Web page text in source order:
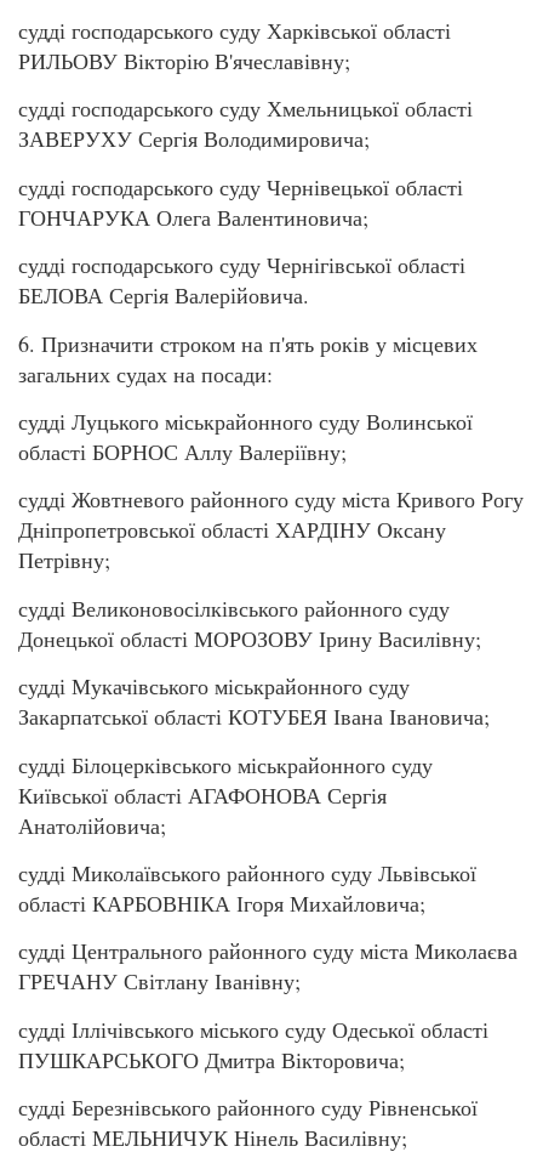
судді господарського суду Харківської області
РИЛЬОВУ Вікторію В'ячеславівну;
судді господарського суду Хмельницької області
ЗАВЕРУХУ Сергія Володимировича;
судді господарського суду Чернівецької області
ГОНЧАРУКА Олега Валентиновича;
судді господарського суду Чернігівської області
БЕЛОВА Сергія Валерійовича.
6. Призначити строком на п'ять років у місцевих
загальних судах на посади:
судді Луцького міськрайонного суду Волинської
області БОРНОС Аллу Валеріївну;
судді Жовтневого районного суду міста Кривого Рогу
Дніпропетровської області ХАРДІНУ Оксану
Петрівну;
судді Великоновосілківського районного суду
Донецької області МОРОЗОВУ Ірину Василівну;
судді Мукачівського міськрайонного суду
Закарпатської області КОТУБЕЯ Івана Івановича;
судді Білоцерківського міськрайонного суду
Київської області АГАФОНОВА Сергія
Анатолійовича;
судді Миколаївського районного суду Львівської
області КАРБОВНІКА Ігоря Михайловича;
судді Центрального районного суду міста Миколаєва
ГРЕЧАНУ Світлану Іванівну;
судді Іллічівського міського суду Одеської області
ПУШКАРСЬКОГО Дмитра Вікторовича;
судді Березнівського районного суду Рівненської
області МЕЛЬНИЧУК Нінель Василівну;